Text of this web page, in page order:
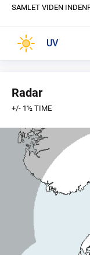
SAMLET VIDEN
UV
Radar
+/- 1½ TIME